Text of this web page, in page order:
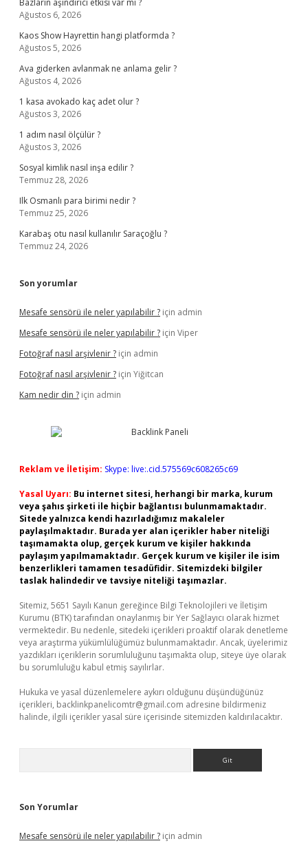
Bazların aşındırıcı etkisi var mı ?
Ağustos 6, 2026
Kaos Show Hayrettin hangi platformda ?
Ağustos 5, 2026
Ava giderken avlanmak ne anlama gelir ?
Ağustos 4, 2026
1 kasa avokado kaç adet olur ?
Ağustos 3, 2026
1 adım nasıl ölçülür ?
Ağustos 3, 2026
Sosyal kimlik nasıl inşa edilir ?
Temmuz 28, 2026
Ilk Osmanlı para birimi nedir ?
Temmuz 25, 2026
Karabaş otu nasıl kullanılır Saraçoğlu ?
Temmuz 24, 2026
Son yorumlar
Mesafe sensörü ile neler yapılabilir ? için admin
Mesafe sensörü ile neler yapılabilir ? için Viper
Fotoğraf nasıl arşivlenir ? için admin
Fotoğraf nasıl arşivlenir ? için Yiğitcan
Kam nedir din ? için admin
Reklam ve İletişim: Skype: live:.cid.575569c608265c69
Yasal Uyarı: Bu internet sitesi, herhangi bir marka, kurum
veya şahıs şirketi ile hiçbir bağlantısı bulunmamaktadır.
Sitede yalnızca kendi hazırladığımız makaleler
paylaşılmaktadır. Burada yer alan içerikler haber niteliği
taşımamakta olup, gerçek kurum ve kişiler hakkında
paylaşım yapılmamaktadır. Gerçek kurum ve kişiler ile isim
benzerlikleri tamamen tesadüfidir. Sitemizdeki bilgiler
taslak halindedir ve tavsiye niteliği taşımazlar.
Sitemiz, 5651 Sayılı Kanun gereğince Bilgi Teknolojileri ve İletişim
Kurumu (BTK) tarafından onaylanmış bir Yer Sağlayıcı olarak hizmet
vermektedir. Bu nedenle, sitedeki içerikleri proaktif olarak denetleme
veya araştırma yükümlülüğümüz bulunmamaktadır. Ancak, üyelerimiz
yazdıkları içeriklerin sorumluluğunu taşımakta olup, siteye üye olarak
bu sorumluluğu kabul etmiş sayılırlar.
Hukuka ve yasal düzenlemelere aykırı olduğunu düşündüğünüz
içerikleri, backlinkpanelicomtr@gmail.com adresine bildirmeniz
halinde, ilgili içerikler yasal süre içerisinde sitemizden kaldırılacaktır.
Son Yorumlar
Mesafe sensörü ile neler yapılabilir ? için admin